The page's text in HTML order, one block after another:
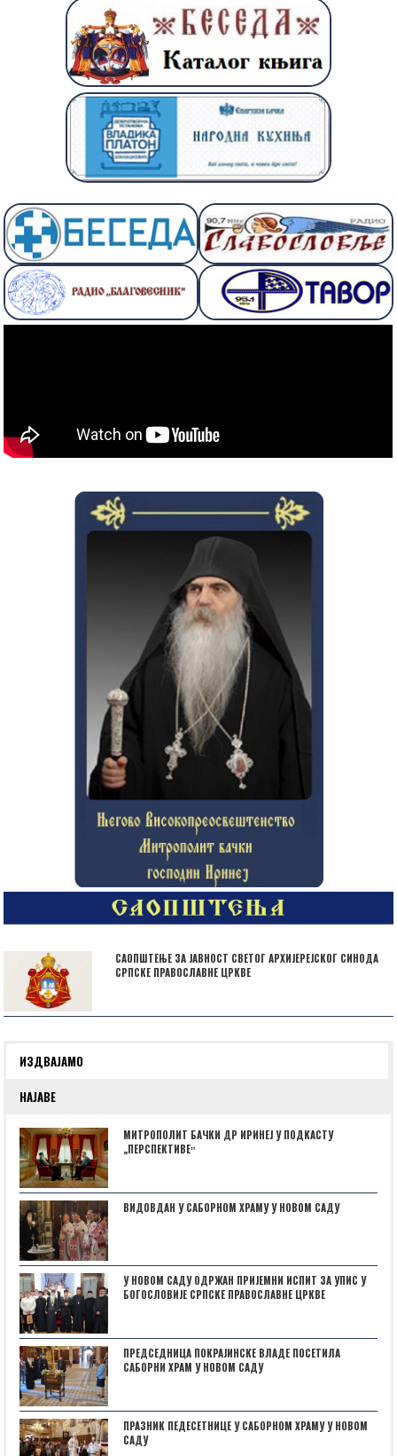
САОПШТЕЊЕ ЗА ЈАВНОСТ СВЕТОГ АРХИЈЕРЕЈСКОГ СИНОДА
СРПСКЕ ПРАВОСЛАВНЕ ЦРКВЕ
ИЗДВАЈАМО
НАЈАВЕ
МИТРОПОЛИТ БАЧКИ ДР ИРИНЕЈ У ПОДКАСТУ
„ПЕРСПЕКТИВЕˮ
ВИДОВДАН У САБОРНОМ ХРАМУ У НОВОМ САДУ
У НОВОМ САДУ ОДРЖАН ПРИЈЕМНИ ИСПИТ ЗА УПИС У
БОГОСЛОВИЈЕ СРПСКЕ ПРАВОСЛАВНЕ ЦРКВЕ
ПРЕДСЕДНИЦА ПОКРАЈИНСКЕ ВЛАДЕ ПОСЕТИЛА
САБОРНИ ХРАМ У НОВОМ САДУ
ПРАЗНИК ПЕДЕСЕТНИЦЕ У САБОРНОМ ХРАМУ У НОВОМ
САДУ